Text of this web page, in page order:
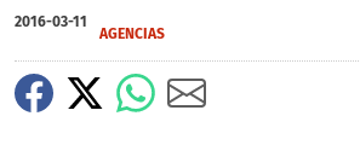
2016-03-11
AGENCIAS